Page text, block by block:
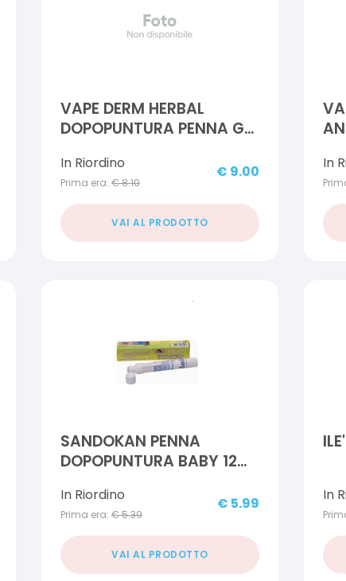
VAPE DERM HERBAL
DOPOPUNTURA PENNA GEL
In Riordino
Prima era: €8.10
€ 9.00
VAI AL PRODOTTO
In
SANDOKAN PENNA
DOPOPUNTURA BABY 12
In Riordino
Prima era: €5.39
€ 5.99
VAI AL PRODOTTO
In